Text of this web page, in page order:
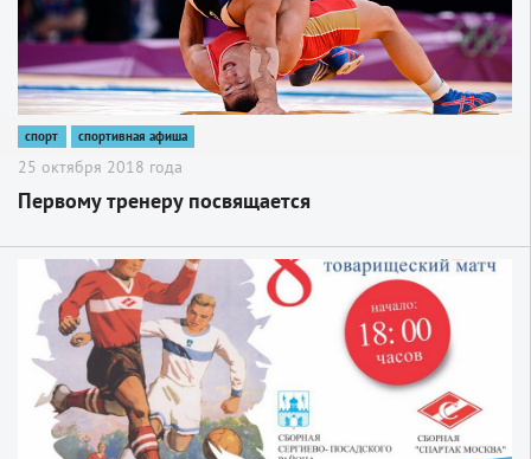
спорт спортивная афиша
25 октября 2018 года
Первому тренеру посвящается